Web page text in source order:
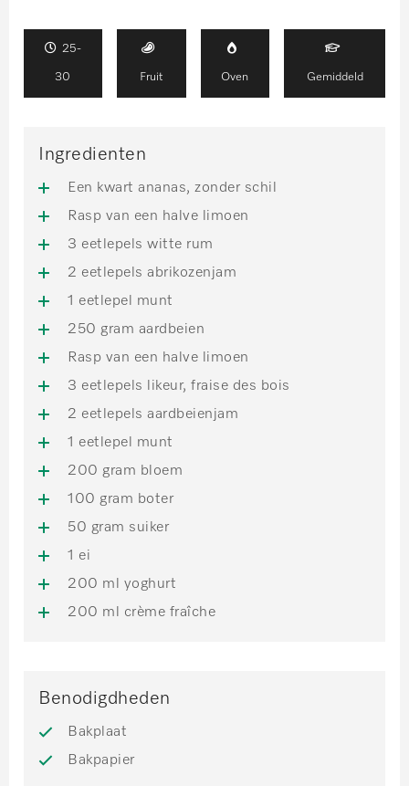
25-
30 Fruit Oven Gemiddeld
Ingredienten
Een kwart ananas, zonder schil
Rasp van een halve limoen
3 eetlepels witte rum
2 eetlepels abrikozenjam
1 eetlepel munt
250 gram aardbeien
Rasp van een halve limoen
3 eetlepels likeur, fraise des bois
2 eetlepels aardbeienjam
1 eetlepel munt
200 gram bloem
100 gram boter
50 gram suiker
1 ei
200 ml yoghurt
200 ml crème fraîche
Benodigdheden
Bakplaat
Bakpapier